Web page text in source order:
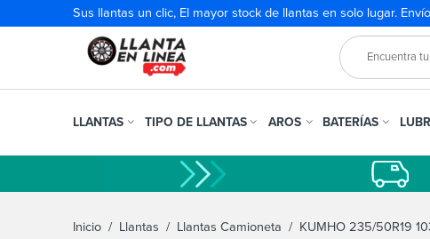
Sus llantas un clic, El mayor stock de llantas en solo lugar.
LLANTAS TIPO DE LLANTAS AROS BATERÍAS
Inicio / Llantas / Llantas Camioneta / KUMHO 235/50R19